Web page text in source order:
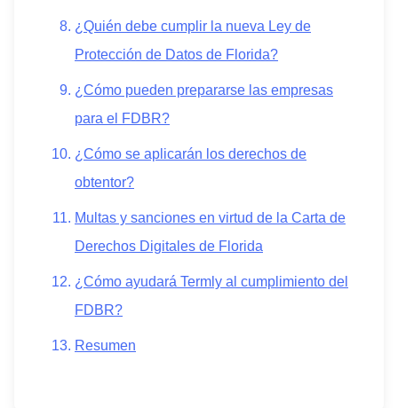
¿Quién debe cumplir la nueva Ley de
Protección de Datos de Florida?
¿Cómo pueden prepararse las empresas
para el FDBR?
¿Cómo se aplicarán los derechos de
obtentor?
Multas y sanciones en virtud de la Carta de
Derechos Digitales de Florida
¿Cómo ayudará Termly al cumplimiento del
FDBR?
Resumen